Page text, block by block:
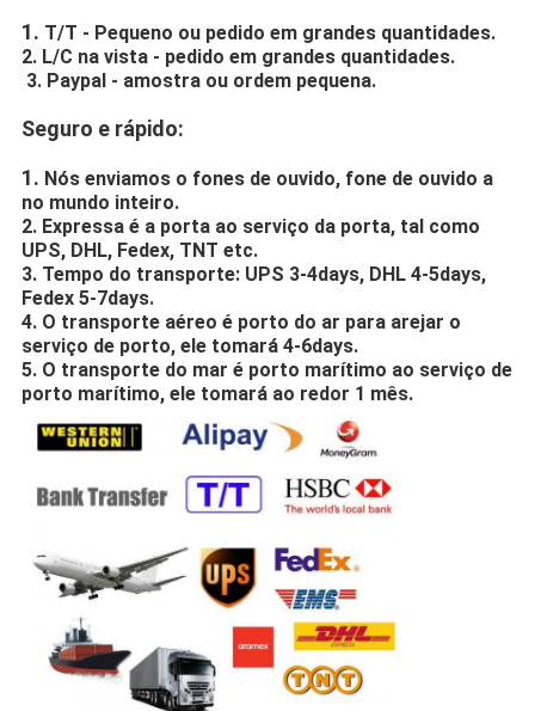
1. T/T - Pequeno ou pedido em grandes quantidades.
2. L/C na vista - pedido em grandes quantidades.
3. Paypal - amostra ou ordem pequena.
Seguro e rápido:
1. Nós enviamos o fones de ouvido, fone de ouvido a
no mundo inteiro.
2. Expressa é a porta ao serviço da porta, tal como
UPS, DHL, Fedex, TNT etc.
3. Tempo do transporte: UPS 3-4days, DHL 4-5days,
Fedex 5-7days.
4. O transporte aéreo é porto do ar para arejar o
serviço de porto, ele tomará 4-6days.
5. O transporte do mar é porto marítimo ao serviço de
porto marítimo, ele tomará ao redor 1 mês.